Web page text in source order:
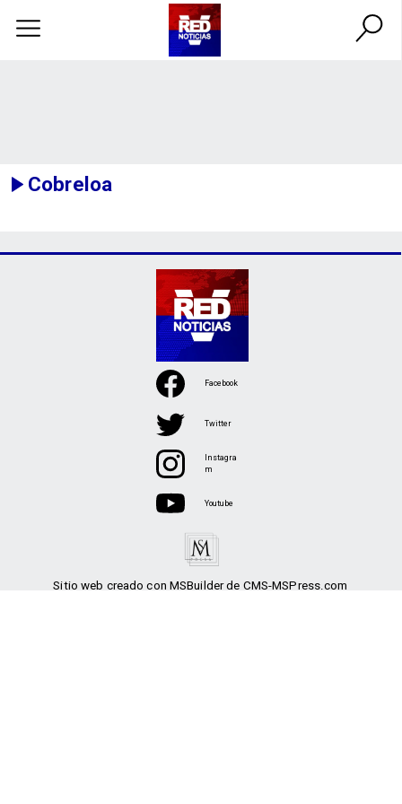
Cobreloa
Sitio web creado con MSBuilder de CMS-MSPress.com
Facebook
Twitter
Instagra
m
Youtube